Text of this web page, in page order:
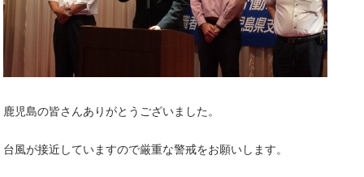
鹿児島の皆さんありがとうございました。
台風が接近していますので厳重な警戒をお願いします。